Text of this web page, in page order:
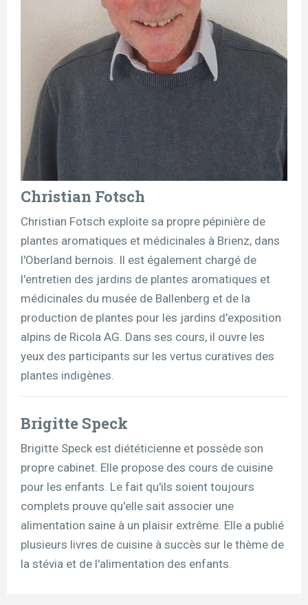
Christian Fotsch
Christian Fotsch exploite sa propre pépinière de
plantes aromatiques et médicinales à Brienz, dans
l'Oberland bernois. Il est également chargé de
l'entretien des jardins de plantes aromatiques et
médicinales du musée de Ballenberg et de la
production de plantes pour les jardins d'exposition
alpins de Ricola AG. Dans ses cours, il ouvre les
yeux des participants sur les vertus curatives des
plantes indigènes.
Brigitte Speck
Brigitte Speck est diététicienne et possède son
propre cabinet. Elle propose des cours de cuisine
pour les enfants. Le fait qu'ils soient toujours
complets prouve qu'elle sait associer une
alimentation saine à un plaisir extrême. Elle a publié
plusieurs livres de cuisine à succès sur le thème de
la stévia et de l'alimentation des enfants.